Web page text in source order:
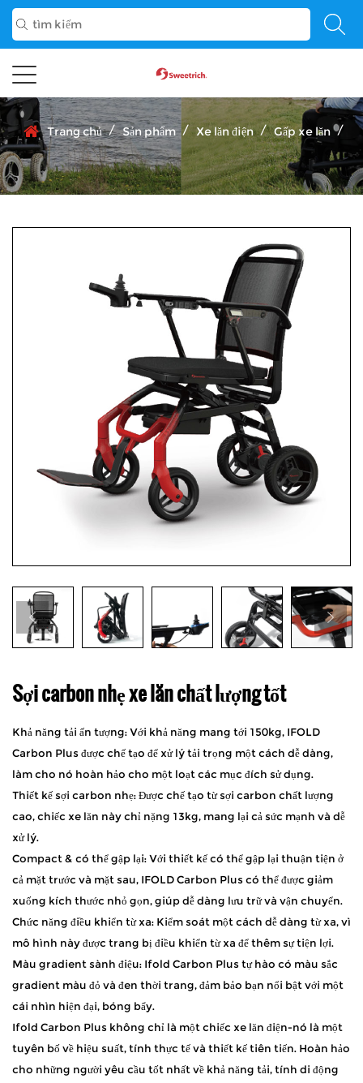
Trang chủ / Sản phẩm / Xe lăn điện / Gấp xe lăn /
Sợi carbon nhẹ xe lăn chất lượng tốt
Khả năng tải ấn tượng: Với khả năng mang tới 150kg, IFOLD
Carbon Plus được chế tạo để xử lý tải trọng một cách dễ dàng,
làm cho nó hoàn hảo cho một loạt các mục đích sử dụng.
Thiết kế sợi carbon nhẹ: Được chế tạo từ sợi carbon chất lượng
cao, chiếc xe lăn này chỉ nặng 13kg, mang lại cả sức mạnh và dễ
xử lý.
Compact & có thể gập lại: Với thiết kế có thể gập lại thuận tiện ở
cả mặt trước và mặt sau, IFOLD Carbon Plus có thể được giảm
xuống kích thước nhỏ gọn, giúp dễ dàng lưu trữ và vận chuyển.
Chức năng điều khiển từ xa: Kiểm soát một cách dễ dàng từ xa, vì
mô hình này được trang bị điều khiển từ xa để thêm sự tiện lợi.
Màu gradient sành điệu: Ifold Carbon Plus tự hào có màu sắc
gradient màu đỏ và đen thời trang, đảm bảo bạn nổi bật với một
cái nhìn hiện đại, bóng bẩy.
Ifold Carbon Plus không chỉ là một chiếc xe lăn điện-nó là một
tuyên bố về hiệu suất, tính thực tế và thiết kế tiên tiến. Hoàn hảo
cho những người yêu cầu tốt nhất về khả năng tải, tính di động